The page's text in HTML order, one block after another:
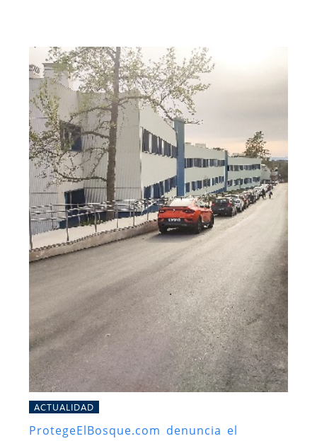
ACTUALIDAD
ProtegeElBosque.com denuncia el